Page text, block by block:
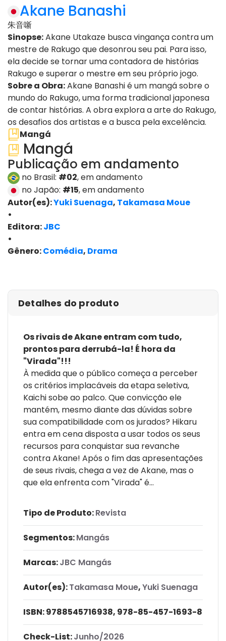
Akane Banashi
朱音噺
Sinopse:Akane Utakaze busca vingança contra um
mestre de Rakugo que desonrou seu pai. Para isso,
ela decide se tornar uma contadora de histórias
Rakugo e superar o mestre em seu próprio jogo.
Sobre a Obra:Akane Banashi é um mangá sobre o
mundo do Rakugo, uma forma tradicional japonesa
de contar histórias. A obra explora a arte do Rakugo,
os desafios dos artistas e a busca pela excelência.
Mangá
Mangá
Publicação em andamento
no Brasil: #02, em andamento
no Japão: #15, em andamento
Autor(es):Yuki Suenaga, Takamasa Moue
•
Editora:JBC
•
Gênero:Comédia, Drama
Detalhes do produto
Os rivais de Akane entram com tudo,
prontos para derrubá-la! É hora da
"Virada"!!!
À medida que o público começa a perceber
os critérios implacáveis da etapa seletiva,
Kaichi sobe ao palco. Que convicção ele
mantém, mesmo diante das dúvidas sobre
sua compatibilidade com os jurados? Hikaru
entra em cena disposta a usar todos os seus
recursos para conquistar sua revanche
contra Akane! Após o fim das apresentações
de seus rivais, chega a vez de Akane, mas o
que ela enfrenta com "Virada" é...
Tipo de Produto:Revista
Segmentos:Mangás
Marcas:JBC Mangás
Autor(es):Takamasa Moue,Yuki Suenaga
ISBN:9788545716938, 978-85-457-1693-8
Check-List:Junho/2026